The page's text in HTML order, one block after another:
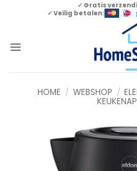
✓ Gratis
✓ Veilig betalen:
HOME / WEBSHOP /